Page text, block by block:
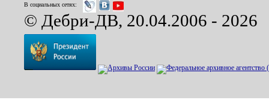
В социальных сетях:
© Дебри-ДВ, 20.04.2006 - 2026